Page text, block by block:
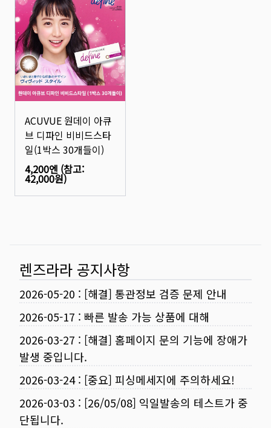
ACUVUE 원데이 아큐
브 디파인 비비드스타
일(1박스 30개들이)
4,200엔 (참고:
42,000원)
렌즈라라 공지사항
2026-05-20 : [해결] 통관정보 검증 문제 안내
2026-05-17 : 빠른 발송 가능 상품에 대해
2026-03-27 : [해결] 홈페이지 문의 기능에 장애가
발생 중입니다.
2026-03-24: [중요] 피싱메세지에 주의하세요!
2026-03-03 : [26/05/08] 익일발송의 테스트가 중
단됩니다.